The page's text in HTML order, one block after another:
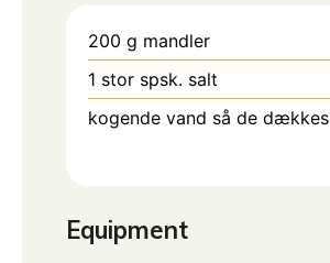
200 g mandler
1 stor spsk. salt
kogende vand så de dækkes
Equipment